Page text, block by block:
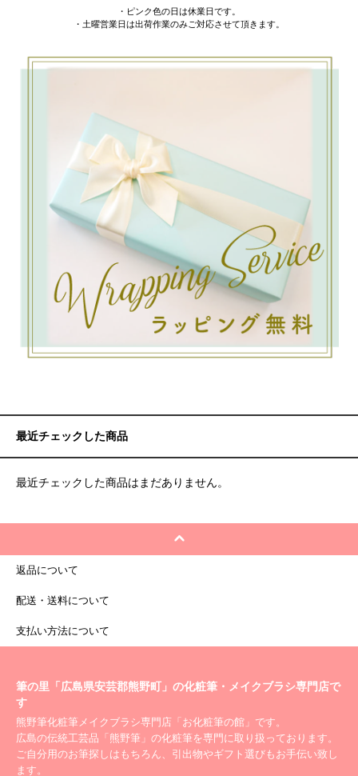
・ピンク色の日は休業日です。
・土曜営業日は出荷作業のみご対応させて頂きます。
最近チェックした商品
最近チェックした商品はまだありません。
返品について
配送・送料について
支払い方法について
筆の里「広島県安芸郡熊野町」の化粧筆・メイクブラシ専門店で
す
熊野筆化粧筆メイクブラシ専門店「お化粧筆の館」です。
広島の伝統工芸品「熊野筆」の化粧筆を専門に取り扱っております。
ご自分用のお筆探しはもちろん、引出物やギフト選びもお手伝い致し
ます。